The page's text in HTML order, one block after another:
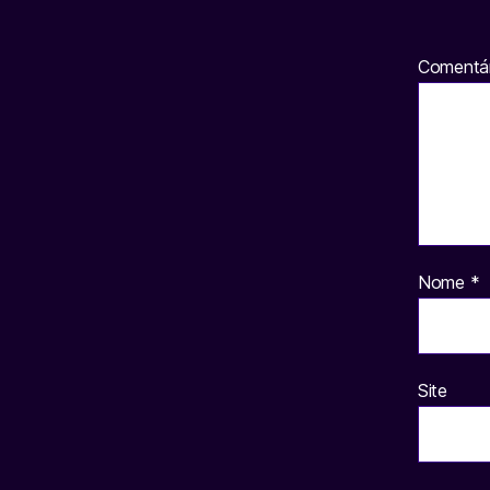
Nome *
Site